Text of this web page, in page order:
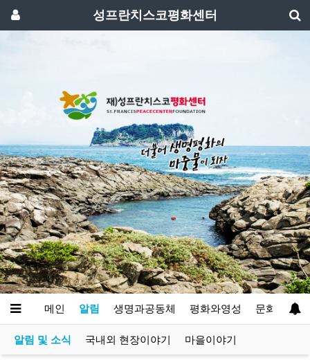
성프란치스코평화센터
메인 알림 생명과공동체 평화와영성 문화예술
알림 및 소식 국내외 현장이야기 마을이야기